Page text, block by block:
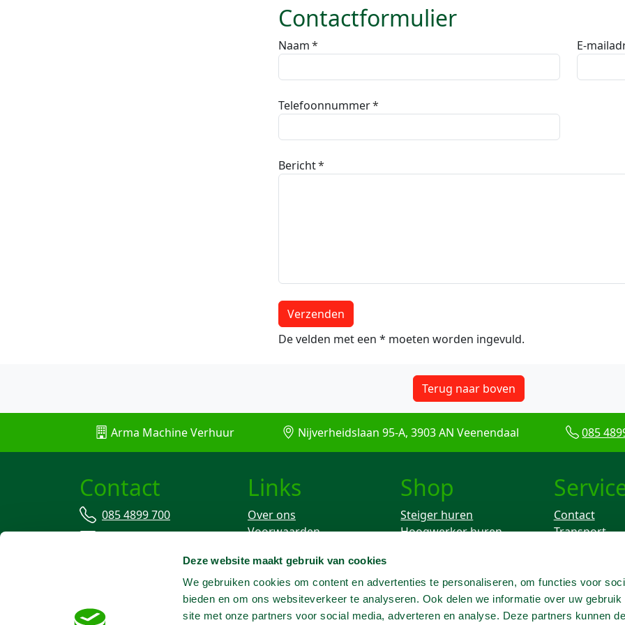
Deze website maakt gebruik van cookies
We gebruiken cookies om content en advertenties te personaliseren, om functies voor
bieden en om ons websiteverkeer te analyseren. Ook delen we informatie over uw gebruik
site met onze partners voor social media, adverteren en analyse. Deze partners kunnen
Contactformulier
Naam E-
Telefoonnummer
Bericht
De velden met een * moeten worden ingevuld.
Terug naar boven
Arma Machine Verhuur Nijverheidslaan 95-A, 3903 AN Veenendaal 085
Contact
085 4899 700
info@machineverhuur.nl
Links
Over ons
Voorwaarden
Stofvrij werken
Shop
Steiger huren
Hoogwerker huren
Knikarm hoogwerker
huren
Telescoophoogwerker
Contact
Transport